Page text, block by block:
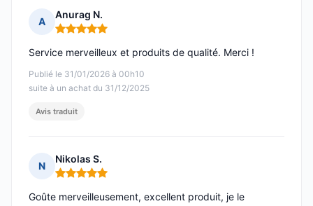
A
Anurag N.
Note : 5 sur 5
Publié le 31/01/2026 à 00h10
suite à un achat du 31/12/2025
Service merveilleux et produits de qualité. Merci !
Avis traduit
N
Nikolas S.
Note : 5 sur 5
Goûte merveilleusement, excellent produit, je le